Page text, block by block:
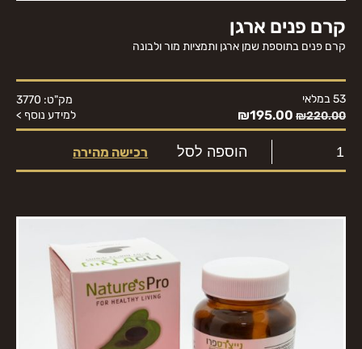
‏קרם פנים ארגן
קרם פנים בתוספת שמן ארגן ותמציות מור ולבונה
53 במלאי
₪220.00
₪195.00
מק"ט: 3770
למידע נוסף >
הוספה לסל רכישה מהירה